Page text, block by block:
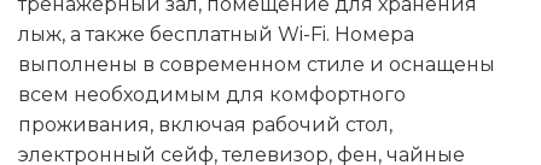
лыж, а также бесплатный Wi-Fi. Номера
выполнены в современном стиле и оснащены
всем необходимым для комфортного
проживания, включая рабочий стол,
электронный сейф, телевизор, фен, чайные